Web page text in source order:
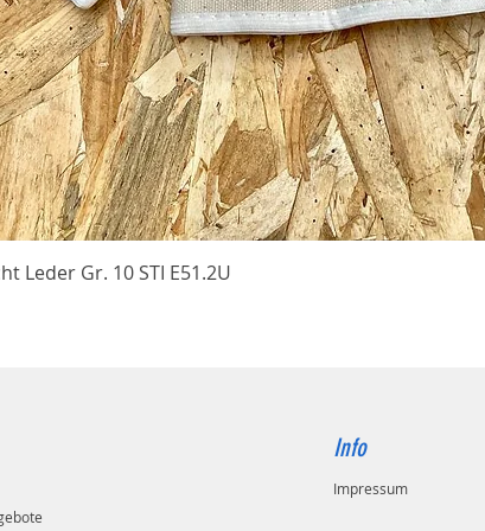
Schnellansicht
Leder Gr. 10 STI E51.2U
Info
Impressum